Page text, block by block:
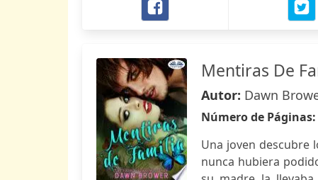
Mentiras De
Autor: Dawn
Número de Páginas:
Una joven descubre
nunca hubiera